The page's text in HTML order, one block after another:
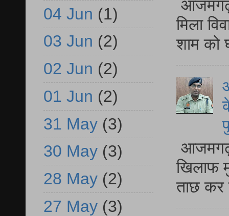
आजमगढ़
मिला
शाम को
आजमगढ़
खिलाफ
ताछ कर
04 Jun (1)
03 Jun (2)
02 Jun (2)
01 Jun (2)
31 May (3)
30 May (3)
28 May (2)
27 May (3)